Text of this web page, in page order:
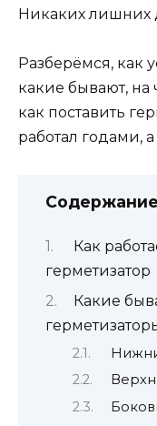
Никаких лишних
Разберёмся, как
какие бывают, на
как поставить
работал годами,
Содержание
Как
герметизатор
Какие